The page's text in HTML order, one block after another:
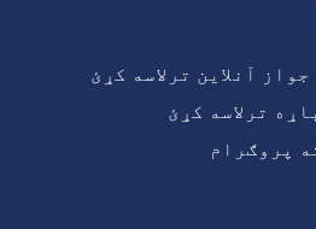
آنلاین ترلاسه کړئ
ترلاسه کړئ